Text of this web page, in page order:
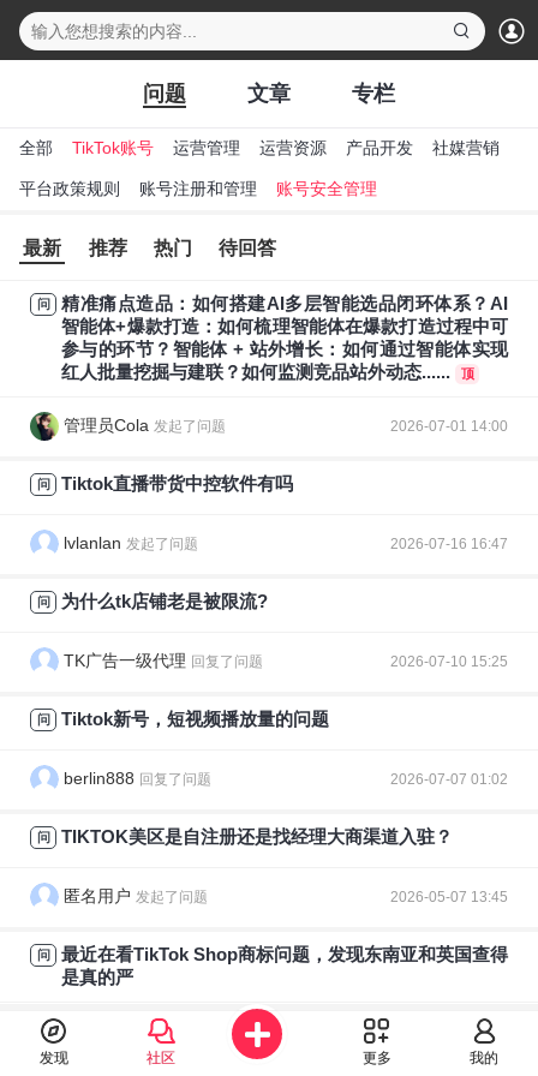
问题 文章 专栏
全部 TikTok账号 运营管理 运营资源 产品开发 社媒营销
平台政策规则 账号注册和管理 账号安全管理
最新 推荐 热门 待回答
问
精准痛点造品：如何搭建AI多层智能选品闭环体系？AI
智能体+爆款打造：如何梳理智能体在爆款打造过程中可
参与的环节？智能体 + 站外增长：如何通过智能体实现
红人批量挖掘与建联？如何监测竞品站外动态......
顶
管理员Cola 发起了问题 2026-07-01 14:00
问 Tiktok直播带货中控软件有吗
lvlanlan 发起了问题 2026-07-16 16:47
问 为什么tk店铺老是被限流?
TK广告一级代理 回复了问题 2026-07-10 15:25
问 Tiktok新号，短视频播放量的问题
berlin888 回复了问题 2026-07-07 01:02
问 TIKTOK美区是自注册还是找经理大商渠道入驻？
匿名用户 发起了问题 2026-05-07 13:45
问
最近在看TikTok Shop商标问题，发现东南亚和英国查得
是真的严
锦年Scarlet161 回复了问题
2026-03-31 03:30
发现
社区 更多 我的